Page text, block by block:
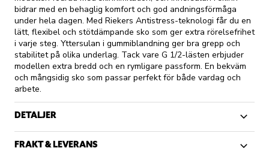
bidrar med en behaglig komfort och god andningsförmåga
under hela dagen. Med Riekers Antistress-teknologi får du en
lätt, flexibel och stötdämpande sko som ger extra rörelsefrihet
i varje steg. Yttersulan i gummiblandning ger bra grepp och
stabilitet på olika underlag. Tack vare G 1/2-lästen erbjuder
modellen extra bredd och en rymligare passform. En bekväm
och mångsidig sko som passar perfekt för både vardag och
arbete.
DETALJER
FRAKT & LEVERANS